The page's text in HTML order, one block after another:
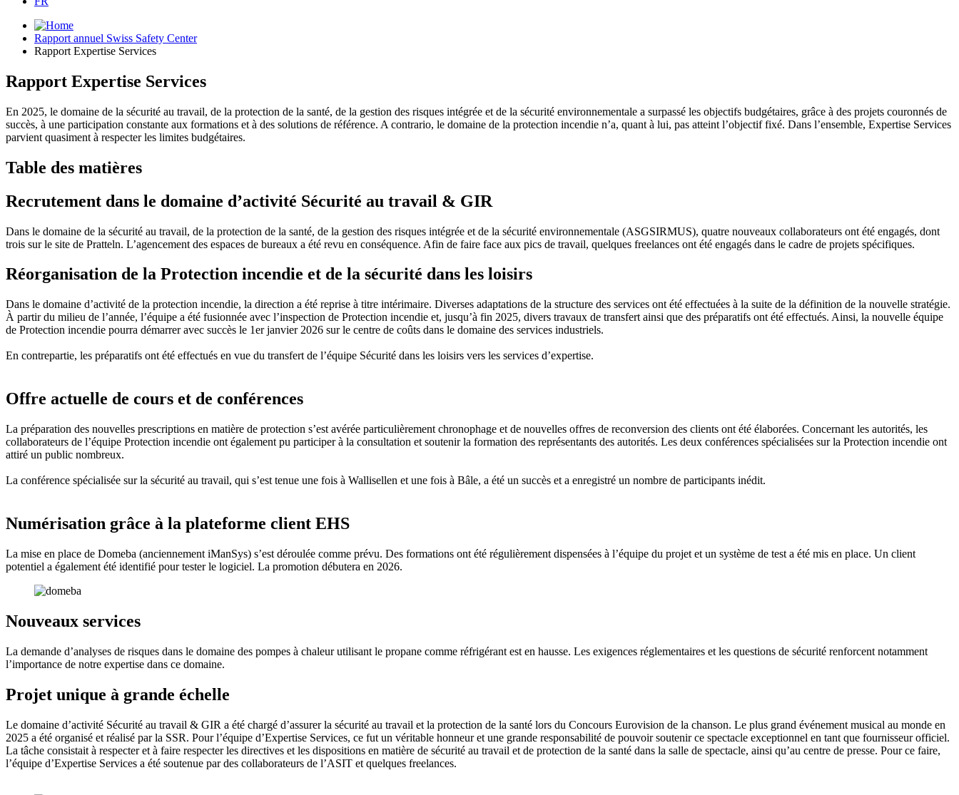
Rapport annuel Swiss Safety Center
Rapport Expertise Services
Rapport Expertise Services
En 2025, le domaine de la sécurité au travail, de la protection de la santé, de la gestion des risques intégrée et de la sécurité environnementale a surpassé les objectifs budgétaires, grâce à des projets couronnés de
succès, à une participation constante aux formations et à des solutions de référence. A contrario, le domaine de la protection incendie n’a, quant à lui, pas atteint l’objectif fixé. Dans l’ensemble, Expertise Services
parvient quasiment à respecter les limites budgétaires.
Table des matières
Recrutement dans le domaine d’activité Sécurité au travail & GIR
Dans le domaine de la sécurité au travail, de la protection de la santé, de la gestion des risques intégrée et de la sécurité environnementale (ASGSIRMUS), quatre nouveaux collaborateurs ont été engagés, dont
trois sur le site de Pratteln. L’agencement des espaces de bureaux a été revu en conséquence. Afin de faire face aux pics de travail, quelques freelances ont été engagés dans le cadre de projets spécifiques.
Réorganisation de la Protection incendie et de la sécurité dans les loisirs
Dans le domaine d’activité de la protection incendie, la direction a été reprise à titre intérimaire. Diverses adaptations de la structure des services ont été effectuées à la suite de la définition de la nouvelle stratégie.
À partir du milieu de l’année, l’équipe a été fusionnée avec l’inspection de Protection incendie et, jusqu’à fin 2025, divers travaux de transfert ainsi que des préparatifs ont été effectués. Ainsi, la nouvelle équipe
de Protection incendie pourra démarrer avec succès le 1er janvier 2026 sur le centre de coûts dans le domaine des services industriels.
En contrepartie, les préparatifs ont été effectués en vue du transfert de l’équipe Sécurité dans les loisirs vers les services d’expertise.
Offre actuelle de cours et de conférences
La préparation des nouvelles prescriptions en matière de protection s’est avérée particulièrement chronophage et de nouvelles offres de reconversion des clients ont été élaborées. Concernant les autorités, les
collaborateurs de l’équipe Protection incendie ont également pu participer à la consultation et soutenir la formation des représentants des autorités. Les deux conférences spécialisées sur la Protection incendie ont
attiré un public nombreux.
La conférence spécialisée sur la sécurité au travail, qui s’est tenue une fois à Wallisellen et une fois à Bâle, a été un succès et a enregistré un nombre de participants inédit.
Numérisation grâce à la plateforme client EHS
La mise en place de Domeba (anciennement iManSys) s’est déroulée comme prévu. Des formations ont été régulièrement dispensées à l’équipe du projet et un système de test a été mis en place. Un client
potentiel a également été identifié pour tester le logiciel. La promotion débutera en 2026.
Nouveaux services
La demande d’analyses de risques dans le domaine des pompes à chaleur utilisant le propane comme réfrigérant est en hausse. Les exigences réglementaires et les questions de sécurité renforcent notamment
l’importance de notre expertise dans ce domaine.
Projet unique à grande échelle
Le domaine d’activité Sécurité au travail & GIR a été chargé d’assurer la sécurité au travail et la protection de la santé lors du Concours Eurovision de la chanson. Le plus grand événement musical au monde en
2025 a été organisé et réalisé par la SSR. Pour l’équipe d’Expertise Services, ce fut un véritable honneur et une grande responsabilité de pouvoir soutenir ce spectacle exceptionnel en tant que fournisseur officiel.
La tâche consistait à respecter et à faire respecter les directives et les dispositions en matière de sécurité au travail et de protection de la santé dans la salle de spectacle, ainsi qu’au centre de presse. Pour ce faire,
l’équipe d’Expertise Services a été soutenue par des collaborateurs de l’ASIT et quelques freelances.